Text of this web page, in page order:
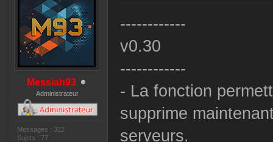
Messiah93
Administrateur
Messages : 322
Sujets : 77
------------
v0.30
------------
- La fonction
supprime
serveurs.